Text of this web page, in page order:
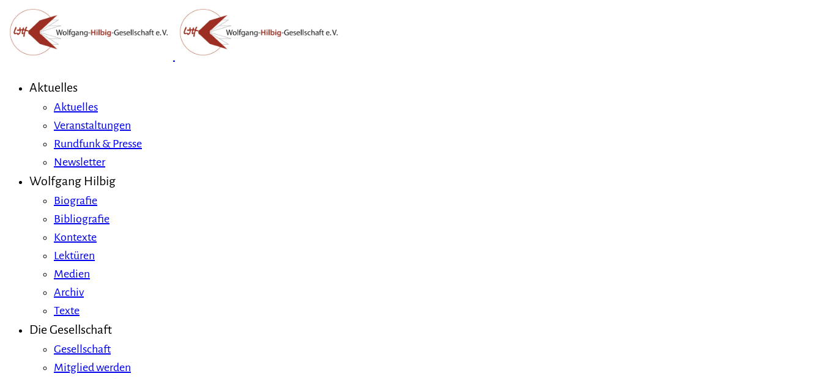
Aktuelles
Aktuelles
Veranstaltungen
Rundfunk & Presse
Newsletter
Wolfgang Hilbig
Biografie
Bibliografie
Kontexte
Lektüren
Medien
Archiv
Texte
Die Gesellschaft
Gesellschaft
Mitglied werden